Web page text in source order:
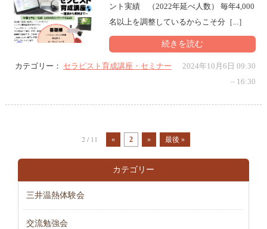
ント実績 （2022年延べ人数） 毎年4,000
名以上を調整しているからこそ分［...］
続きを読む
カテゴリー： セラピスト育成講座・セミナー
2024年10月6日 09:30
– 16:30
2 / 11 « 2 » 最後 »
カテゴリー
三井温熱体験会
交流勉強会